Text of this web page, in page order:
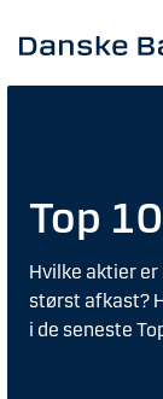
Top 10
Hvilke aktier
størst afkast?
i de seneste